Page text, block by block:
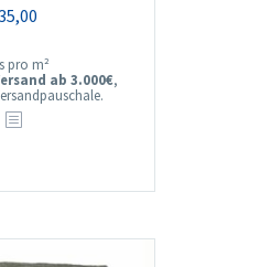
pro m²
ab 3.000€,